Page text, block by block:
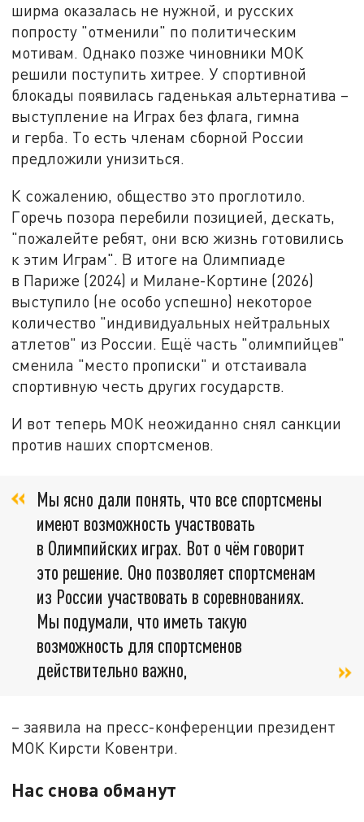
ширма оказалась не нужной, и русских
попросту "отменили" по политическим
мотивам. Однако позже чиновники МОК
решили поступить хитрее. У спортивной
блокады появилась гаденькая альтернатива –
выступление на Играх без флага, гимна
и герба. То есть членам сборной России
предложили унизиться.
К сожалению, общество это проглотило.
Горечь позора перебили позицией, дескать,
"пожалейте ребят, они всю жизнь готовились
к этим Играм". В итоге на Олимпиаде
в Париже (2024) и Милане-Кортине (2026)
выступило (не особо успешно) некоторое
количество "индивидуальных нейтральных
атлетов" из России. Ещё часть "олимпийцев"
сменила "место прописки" и отстаивала
спортивную честь других государств.
И вот теперь МОК неожиданно снял санкции
против наших спортсменов.
Мы ясно дали понять, что все спортсмены
имеют возможность участвовать
в Олимпийских играх. Вот о чём говорит
это решение. Оно позволяет спортсменам
из России участвовать в соревнованиях.
Мы подумали, что иметь такую
возможность для спортсменов
действительно важно,
– заявила на пресс-конференции президент
МОК Кирсти Ковентри.
Нас снова обманут